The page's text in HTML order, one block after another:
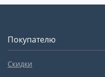
Покупателю
Скидки